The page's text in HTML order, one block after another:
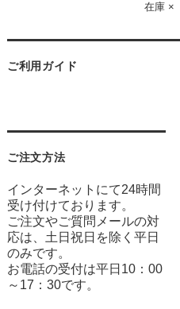
在庫 ×
ご利用ガイド
ご注文方法
インターネットにて24時間
受け付けております。
ご注文やご質問メールの対
応は、土日祝日を除く平日
のみです。
お電話の受付は平日10：00
～17：30です。